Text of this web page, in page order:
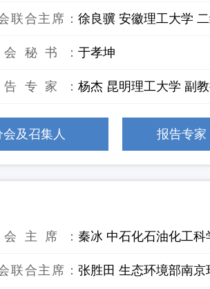
联合主席： 徐良骥 安徽理工大学
秘书： 于孝坤
专家： 杨杰 昆明理工大学 副
会及召集人 报告专家
主席： 秦冰 中石化石油化工
联合主席： 张胜田 生态环境部南